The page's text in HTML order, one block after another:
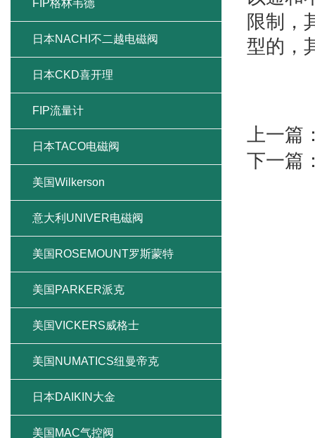
限制，
型的，
上一篇
下一篇
FIP格林韦德
日本NACHI不二越电磁阀
日本CKD喜开理
FIP流量计
日本TACO电磁阀
美国Wilkerson
意大利UNIVER电磁阀
美国ROSEMOUNT罗斯蒙特
美国PARKER派克
美国VICKERS威格士
美国NUMATICS纽曼帝克
日本DAIKIN大金
美国MAC气控阀